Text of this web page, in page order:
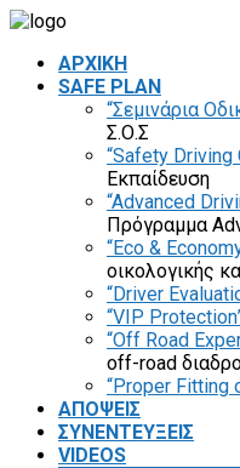
ΑΡΧΙΚΗ
SAFE PLAN
“Σεμινάρια
Σ.Ο.Σ
“Safety Driving
Εκπαίδευση
“Advanced
Πρόγραμμα
“Eco &
οικολογικής
“Driver
“VIP
“Off Road
off-road
“Proper Fitting
ΑΠΟΨΕΙΣ
ΣΥΝΕΝΤΕΥΞΕΙΣ
VIDEOS